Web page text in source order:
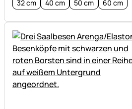
32 cm 40 cm 50 cm 60 cm